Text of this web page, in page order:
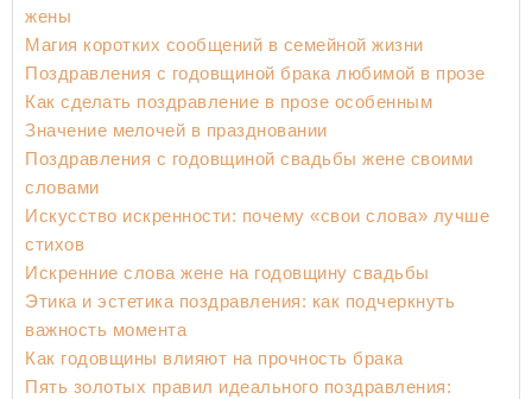
жены
Магия коротких сообщений в семейной жизни
Поздравления с годовщиной брака любимой в прозе
Как сделать поздравление в прозе особенным
Значение мелочей в праздновании
Поздравления с годовщиной свадьбы жене своими
словами
Искусство искренности: почему «свои слова» лучше
стихов
Искренние слова жене на годовщину свадьбы
Этика и эстетика поздравления: как подчеркнуть
важность момента
Как годовщины влияют на прочность брака
Пять золотых правил идеального поздравления: